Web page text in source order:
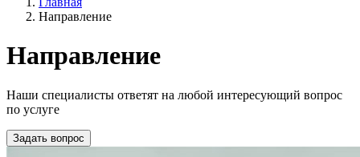
Направление
Направление
Наши специалисты ответят на любой интересующий вопрос
по услуге
Задать вопрос